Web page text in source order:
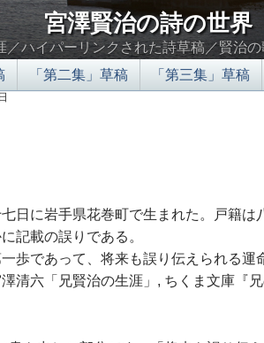
宮澤賢治の詩の世界
／ハイパーリンクされた詩草稿／賢治
「第二集」草稿 「第三集」草稿
日に岩手県花巻町で生まれた。戸籍は
記載の誤りである。
歩であって、将来も誤り伝えられる運
清六「兄賢治の生涯」, ちくま文庫『